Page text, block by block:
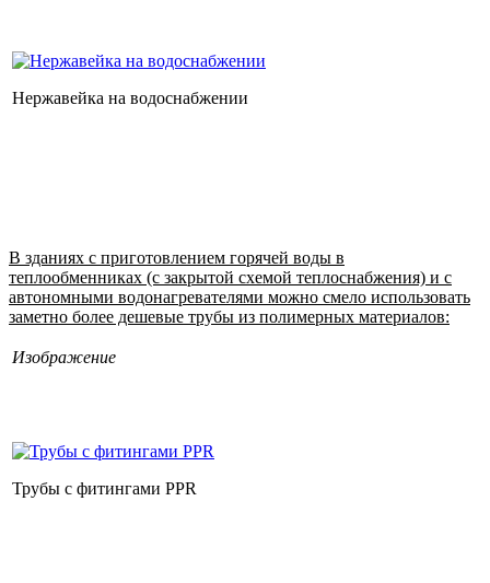
Нержавейка на водоснабжении
В зданиях с приготовлением горячей воды в
теплообменниках (с закрытой схемой теплоснабжения) и с
автономными водонагревателями можно смело использовать
заметно более дешевые трубы из полимерных материалов:
Изображение
Трубы с фитингами PPR